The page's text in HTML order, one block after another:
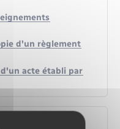
d'un règlement
acte établi par